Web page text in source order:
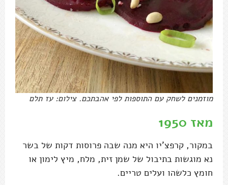
מוזמנים לשחק עם התוספות לפי אהבתכם. צילום: עז תלם
מאז 1950
במקור, קרפצ'יו היא מנה שבה פרוסות דקות של בשר
נא מוגשות בתיבול של שמן זית, מלח, מיץ לימון או
חומץ כלשהו ועלים טריים.